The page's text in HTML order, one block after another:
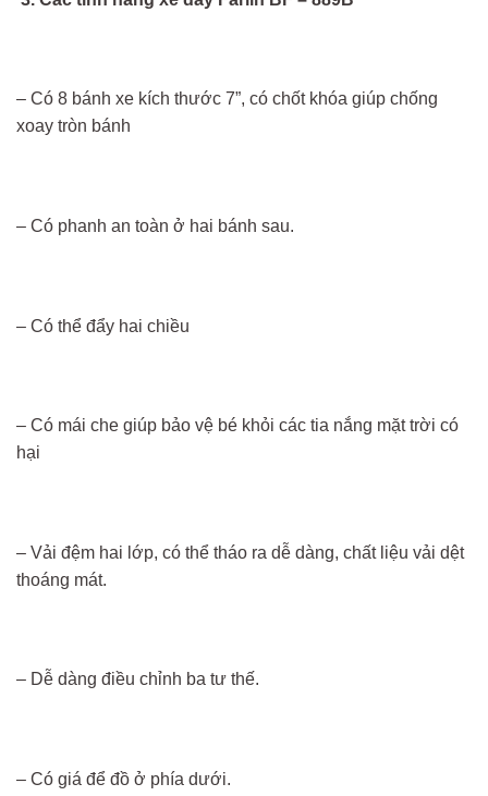
– Có 8 bánh xe kích thước 7”, có chốt khóa giúp chống
xoay tròn bánh
– Có phanh an toàn ở hai bánh sau.
– Có thể đẩy hai chiều
– Có mái che giúp bảo vệ bé khỏi các tia nắng mặt trời có
hại
– Vải đệm hai lớp, có thể tháo ra dễ dàng, chất liệu vải dệt
thoáng mát.
– Dễ dàng điều chỉnh ba tư thế.
– Có giá để đồ ở phía dưới.